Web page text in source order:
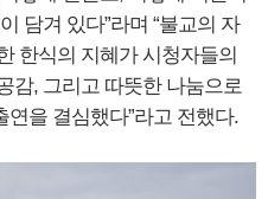
담겨 있다”라며 “불교의 자
한식의 지혜가 시청자들의
감, 그리고 따뜻한 나눔으로
을 결심했다”라고 전했다.